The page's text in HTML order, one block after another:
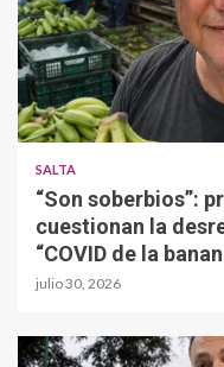
SALTA
“Son soberbios”:
cuestionan la
“COVID de la
julio 30, 2026